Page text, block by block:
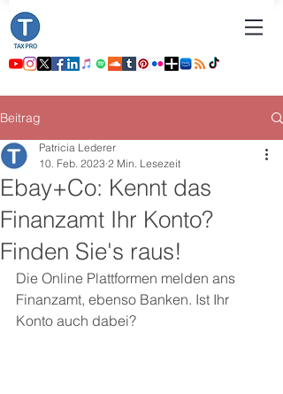
Beitrag
Ebay+Co: Kennt das
Finanzamt Ihr Konto?
Finden Sie's raus!
Patricia Lederer
10. Feb. 2023 2 Min. Lesezeit
Die Online Plattformen melden ans
Finanzamt, ebenso Banken. Ist Ihr
Konto auch dabei?